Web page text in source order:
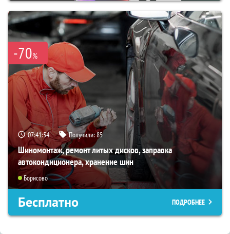
-70%
07:41:53 Получили:85
Шиномонтаж, ремонт литых дисков, заправка
автокондиционера, хранение шин
Борисово
Бесплатно ПОДРОБНЕЕ